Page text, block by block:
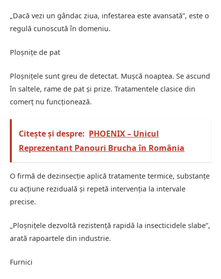
„Dacă vezi un gândac ziua, infestarea este avansată”, este o
regulă cunoscută în domeniu.
Ploșnițe de pat
Ploșnițele sunt greu de detectat. Mușcă noaptea. Se ascund
în saltele, rame de pat și prize. Tratamentele clasice din
comerț nu funcționează.
Citește și despre: PHOENIX – Unicul
Reprezentant Panouri Brucha în România
O firmă de dezinsecție aplică tratamente termice, substanțe
cu acțiune reziduală și repetă intervenția la intervale
precise.
„Ploșnițele dezvoltă rezistență rapidă la insecticidele slabe”,
arată rapoartele din industrie.
Furnici